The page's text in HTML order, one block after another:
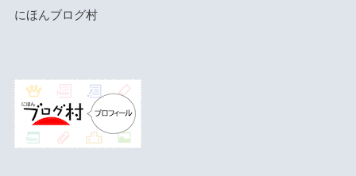
にほんブログ村